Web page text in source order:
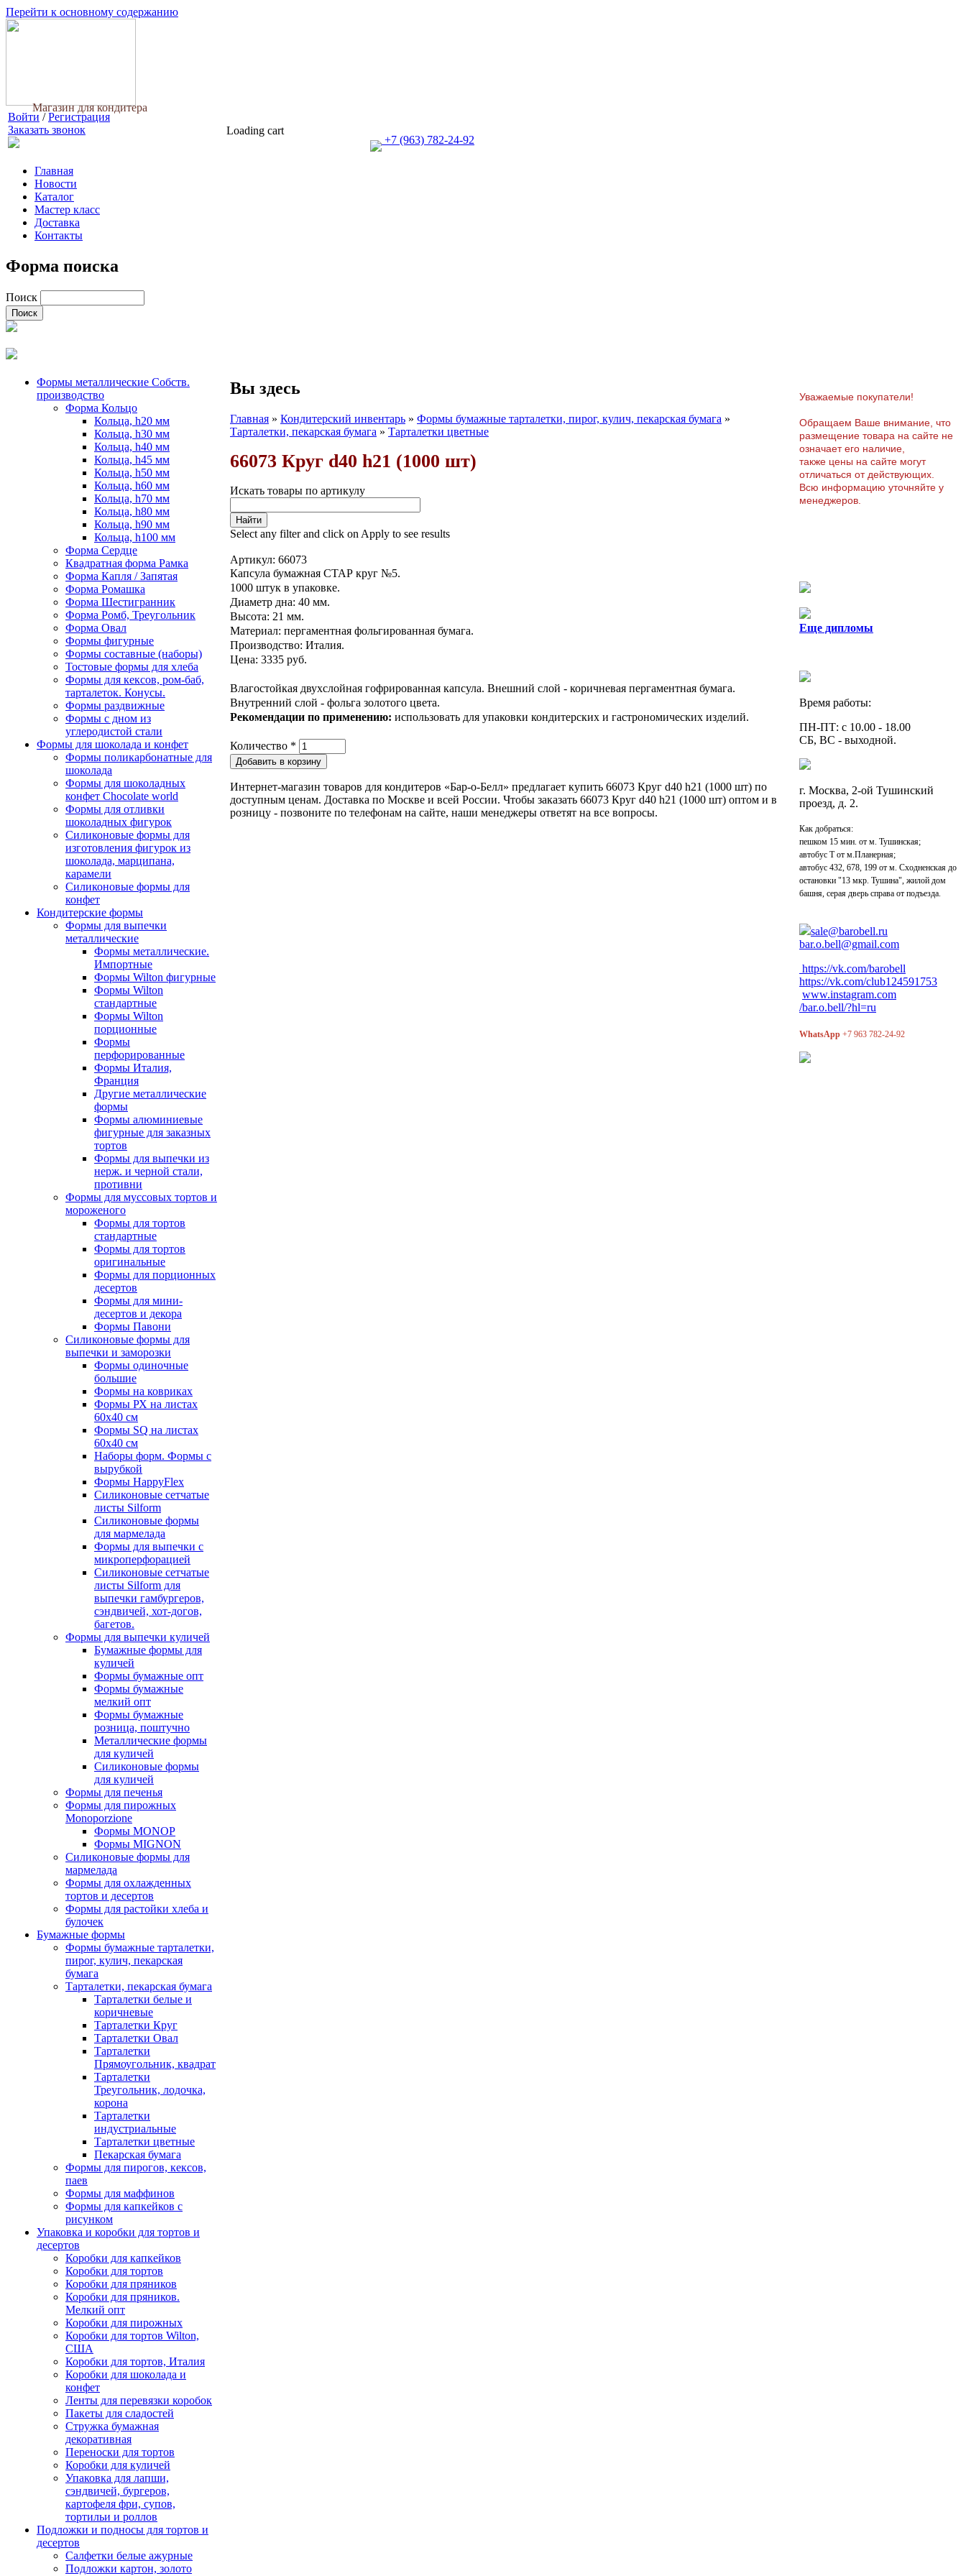
Перейти к основному содержанию
Магазин для кондитера
Войти /Регистрация
Заказать звонок
Loading cart
+7 (963) 782-24-92
Главная
Новости
Каталог
Мастер класс
Доставка
Контакты
Форма поиска
Поиск
Формы металлические Собств.
производство
Форма Кольцо
Кольца, h20 мм
Кольца, h30 мм
Кольца, h40 мм
Кольца, h45 мм
Кольца, h50 мм
Кольца, h60 мм
Кольца, h70 мм
Кольца, h80 мм
Кольца, h90 мм
Кольца, h100 мм
Форма Сердце
Квадратная форма Рамка
Форма Капля / Запятая
Форма Ромашка
Форма Шестигранник
Форма Ромб, Треугольник
Форма Овал
Формы фигурные
Формы составные (наборы)
Тостовые формы для хлеба
Формы для кексов, ром-баб,
тарталеток. Конусы.
Формы раздвижные
Формы с дном из
углеродистой стали
Формы для шоколада и конфет
Формы поликарбонатные для
шоколада
Формы для шоколадных
конфет Сhocolate world
Формы для отливки
шоколадных фигурок
Силиконовые формы для
изготовления фигурок из
шоколада, марципана,
карамели
Силиконовые формы для
конфет
Кондитерские формы
Формы для выпечки
металлические
Формы металлические.
Импортные
Формы Wilton фигурные
Формы Wilton
стандартные
Формы Wilton
порционные
Формы
перфорированные
Формы Италия,
Франция
Другие металлические
формы
Формы алюминиевые
фигурные для заказных
тортов
Формы для выпечки из
нерж. и черной стали,
противни
Формы для муссовых тортов и
мороженого
Формы для тортов
стандартные
Формы для тортов
оригинальные
Формы для порционных
десертов
Формы для мини-
десертов и декора
Формы Павони
Силиконовые формы для
выпечки и заморозки
Формы одиночные
большие
Формы на ковриках
Формы РХ на листах
60х40 см
Формы SQ на листах
60х40 см
Наборы форм. Формы с
вырубкой
Формы HappyFlex
Силиконовые сетчатые
листы Silform
Силиконовые формы
для мармелада
Формы для выпечки с
микроперфорацией
Силиконовые сетчатые
листы Silform для
выпечки гамбургеров,
сэндвичей, хот-догов,
багетов.
Формы для выпечки куличей
Бумажные формы для
куличей
Формы бумажные опт
Формы бумажные
мелкий опт
Формы бумажные
розница, поштучно
Металлические формы
для куличей
Силиконовые формы
для куличей
Формы для печенья
Формы для пирожных
Monoporzione
Формы MONOP
Формы MIGNON
Силиконовые формы для
мармелада
Формы для oхлажденных
тортов и десертов
Формы для растойки хлеба и
булочек
Бумажные формы
Формы бумажные тарталетки,
пирог, кулич, пекарская
бумага
Тарталетки, пекарская бумага
Тарталетки белые и
коричневые
Тарталетки Круг
Тарталетки Овал
Тарталетки
Прямоугольник, квадрат
Тарталетки
Треугольник, лодочка,
корона
Тарталетки
индустриальные
Тарталетки цветные
Пекарская бумага
Формы для пирогов, кексов,
паев
Формы для маффинов
Формы для капкейков с
рисунком
Упаковка и коробки для тортов и
десертов
Коробки для капкейков
Коробки для тортов
Коробки для пряников
Коробки для пряников.
Мелкий опт
Коробки для пирожных
Коробки для тортов Wilton,
США
Коробки для тортов, Италия
Коробки для шоколада и
конфет
Ленты для перевязки коробок
Пакеты для сладостей
Стружка бумажная
декоративная
Переноски для тортов
Коробки для куличей
Упаковка для лапши,
сэндвичей, бургеров,
картофеля фри, супов,
тортильи и роллов
Подложки и подносы для тортов и
десертов
Салфетки белые ажурные
Подложки картон, золото
Вы здесь
Главная » Кондитерский инвентарь » Формы бумажные тарталетки, пирог, кулич, пекарская бумага »
Тарталетки, пекарская бумага » Тарталетки цветные
66073 Круг d40 h21 (1000 шт)
Искать товары по артикулу
Select any filter and click on Apply to see results
Артикул: 66073
Капсула бумажная СТАР круг №5.
1000 штук в упаковке.
Диаметр дна: 40 мм.
Высота: 21 мм.
Материал: пергаментная фольгированная бумага.
Производство: Италия.
Цена: 3335 руб.
Влагостойкая двухслойная гофрированная капсула. Внешний слой - коричневая пергаментная бумага.
Внутренний слой - фольга золотого цвета.
Рекомендации по применению: использовать для упаковки кондитерских и гастрономических изделий.
Количество *
Интернет-магазин товаров для кондитеров «Бар-о-Белл» предлагает купить 66073 Круг d40 h21 (1000 шт) по
доступным ценам. Доставка по Москве и всей России. Чтобы заказать 66073 Круг d40 h21 (1000 шт) оптом и в
розницу - позвоните по телефонам на сайте, наши менеджеры ответят на все вопросы.
Уважаемые покупатели!
Обращаем Ваше внимание, что
размещение товара на сайте не
означает его наличие,
также цены на сайте могут
отличаться от действующих.
Всю информацию уточняйте у
менеджеров.
Еще дипломы
Время работы:
ПН-ПТ: с 10.00 - 18.00
СБ, ВС - выходной.
г. Москва, 2-ой Тушинский
проезд, д. 2.
Как добраться:
пешком 15 мин. от м. Тушинская;
автобус Т от м.Планерная;
автобус 432, 678, 199 от м. Сходненская до
остановки "13 мкр. Тушина", жилой дом
башня, серая дверь справа от подъезда.
sale@barobell.ru
bar.o.bell@gmail.com
https://vk.com/barobell
https://vk.com/club124591753
www.instagram.com
/bar.o.bell/?hl=ru
WhatsApp +7 963 782-24-92